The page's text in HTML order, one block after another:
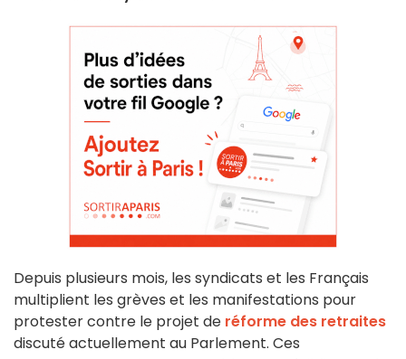
Depuis plusieurs mois, les syndicats et les Français
multiplient les grèves et les manifestations pour
protester contre le projet de réforme des retraites
discuté actuellement au Parlement. Ces